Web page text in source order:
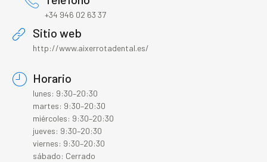
+34 946 02 63 37
Sitio web
http://www.aixerrotadental.es/
Horario
lunes: 9:30–20:30
martes: 9:30–20:30
miércoles: 9:30–20:30
jueves: 9:30–20:30
viernes: 9:30–20:30
sábado: Cerrado